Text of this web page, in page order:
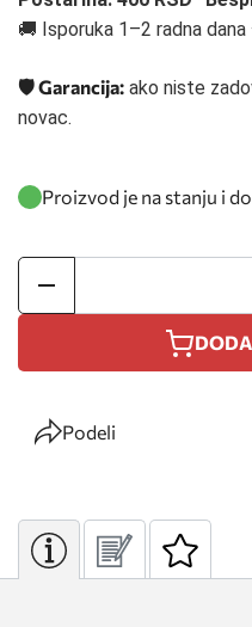
🚚 Isporuka 1–2 radna
🛡️ Garancija: ako niste
novac.
Proizvod je na stanju i
Podeli